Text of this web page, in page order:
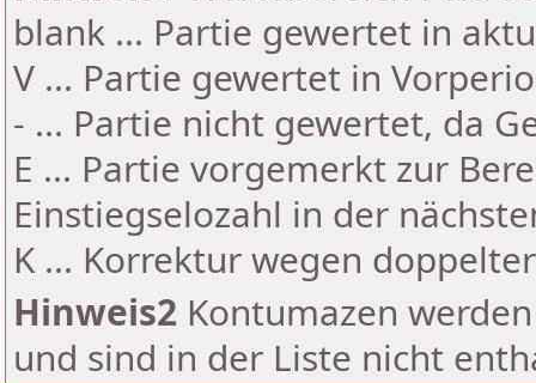
blank ... Partie gewertet in
V ... Partie gewertet in
- ... Partie nicht gewertet, da
E ... Partie vorgemerkt zur
Einstiegselozahl in der
K ... Korrektur wegen
Hinweis2 Kontumazen
und sind in der Liste nicht